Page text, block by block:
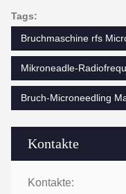
Kontakte
Kontakte:
Tags:
Bruchmaschine rfs
Mikroneadle-
Bruch-Microneedling